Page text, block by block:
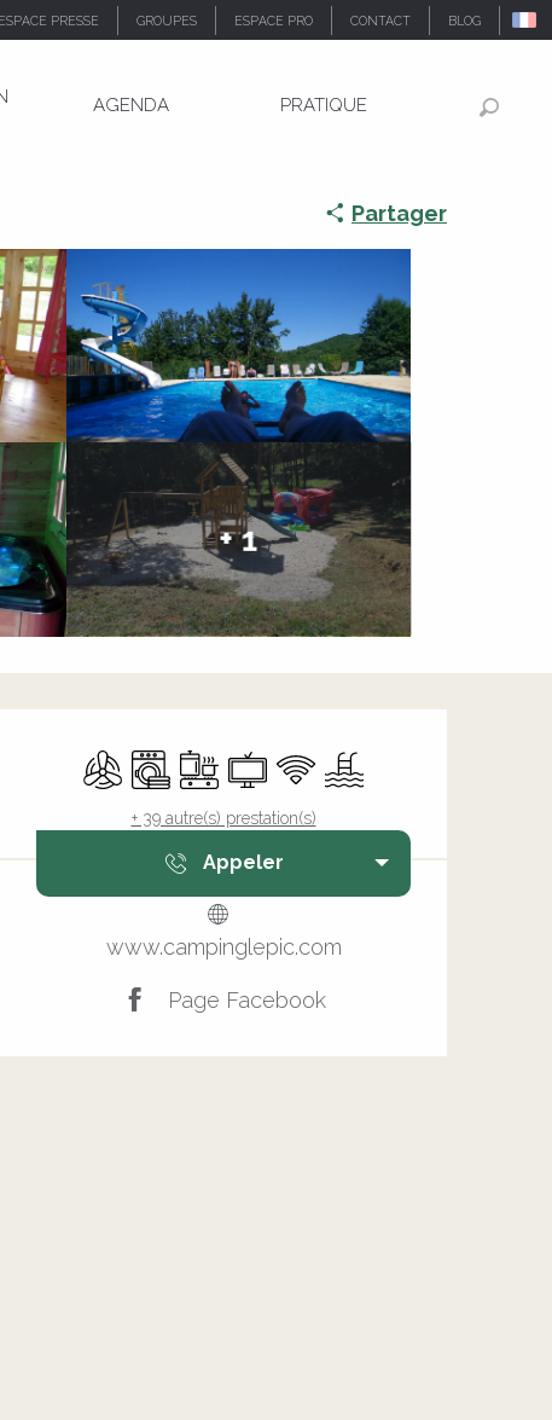
ESPACE PRESSE GROUPES ESPACE PRO CONTACT BLOG
AGENDA PRATIQUE
Partager
+ 1
Air conditionné
Lave lingePlaque de cuisson
Télévision
WiFi Piscine
+ 39 autre(s) prestation(s)
Appeler
www.campinglepic.com
Page Facebook